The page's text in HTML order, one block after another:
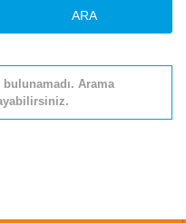
ARA
bulunamadı. Arama